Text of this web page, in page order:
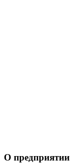
О предприятии